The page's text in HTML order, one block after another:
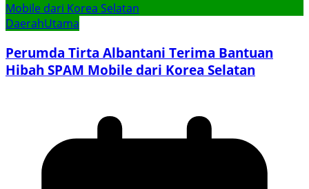
DaerahUtama
Perumda Tirta Albantani Terima Bantuan
Hibah SPAM Mobile dari Korea Selatan